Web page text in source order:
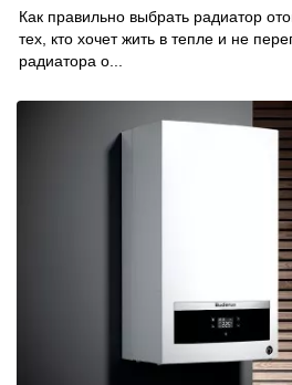
Как правильно выбрать радиатор
тех, кто хочет жить в тепле и не
радиатора о...